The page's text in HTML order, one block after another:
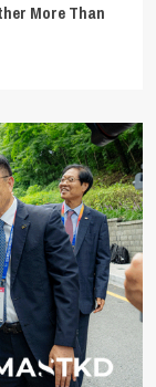
More Than